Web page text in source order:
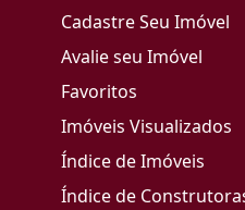
Cadastre Seu Imóvel
Avalie seu Imóvel
Favoritos
Imóveis Visualizados
Índice de Imóveis
Índice de